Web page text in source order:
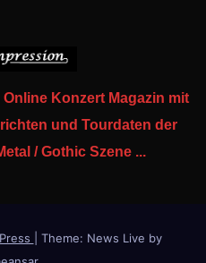
Konzert Magazin mit
und Tourdaten der
/ Gothic Szene ...
Theme: News Live by